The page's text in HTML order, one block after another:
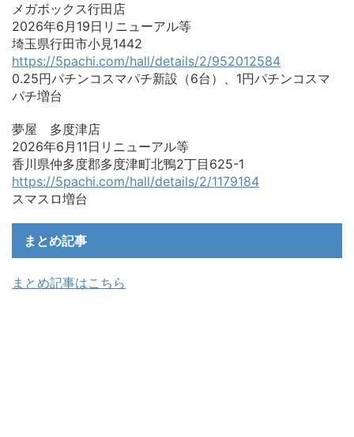
メガボックス行田店
2026年6月19日リニューアル等
埼玉県行田市小見1442
https://5pachi.com/hall/details/2/952012584
0.25円パチンコスマパチ新設（6台）、1円パチンコスマ
パチ増台
夢屋 多度津店
2026年6月11日リニューアル等
香川県仲多度郡多度津町北鴨2丁目625-1
https://5pachi.com/hall/details/2/1179184
スマスロ増台
まとめ記事
まとめ記事はこちら